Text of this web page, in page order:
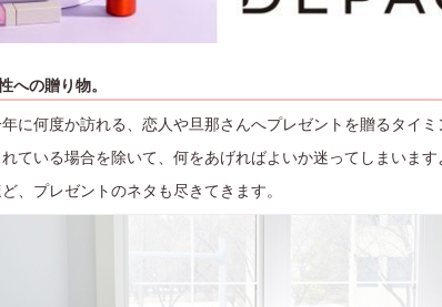
への贈り物。
に何度か訪れる、恋人や旦那さんへプレゼントを贈るタイミ
ている場合を除いて、何をあげればよいか迷ってしまいます
、プレゼントのネタも尽きてきます。